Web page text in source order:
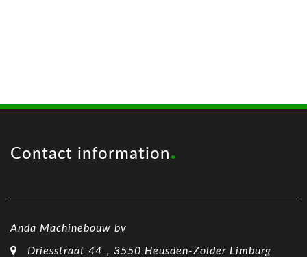
Contact information
Anda Machinebouw bv
Driesstraat 44，3550 Heusden-Zolder Limburg